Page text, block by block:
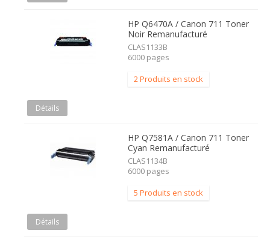
HP Q6470A / Canon 711 Toner
Noir Remanufacturé
CLAS1133B
6000 pages
2 Produits en stock
Détails
HP Q7581A / Canon 711 Toner
Cyan Remanufacturé
CLAS1134B
6000 pages
5 Produits en stock
Détails